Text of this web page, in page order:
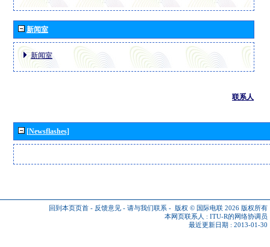
新闻室
新闻室
联系人
[Newsflashes]
回到本页页首 - 反馈意见 - 请与我们联系 - 版权 © 国际电联 2026 版权所有
本网页联系人 : ITU-R的网络协调员
最近更新日期 : 2013-01-30